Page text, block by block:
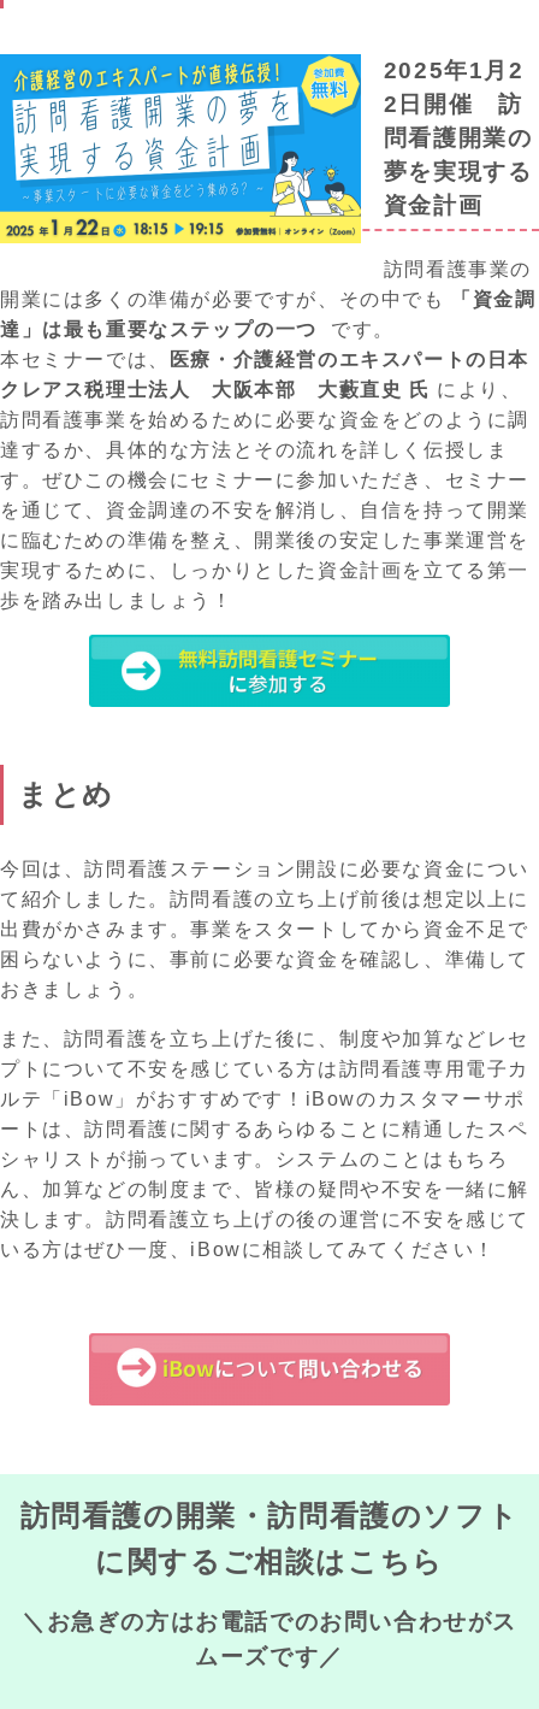
2025年1月2
2日開催 訪
問看護開業の
夢を実現する
資金計画
訪問看護事業の
開業には多くの準備が必要ですが、その中でも
「資金調
達」は最も重要なステップの一つ
です。
本セミナーでは、
医療・介護経営のエキスパートの日本
クレアス税理士法人 大阪本部 大藪直史 氏 により、
訪問看護事業を始めるために必要な資金をどのように調
達するか、具体的な方法とその流れを詳しく伝授しま
す。ぜひこの機会にセミナーに参加いただき、セミナー
を通じて、資金調達の不安を解消し、自信を持って開業
に臨むための準備を整え、開業後の安定した事業運営を
実現するために、しっかりとした資金計画を立てる第一
歩を踏み出しましょう！
まとめ
今回は、訪問看護ステーション開設に必要な資金につい
て紹介しました。訪問看護の立ち上げ前後は想定以上に
出費がかさみます。事業をスタートしてから資金不足で
困らないように、事前に必要な資金を確認し、準備して
おきましょう。
また、訪問看護を立ち上げた後に、制度や加算などレセ
プトについて不安を感じている方は訪問看護専用電子カ
ルテ「iBow」がおすすめです！iBowのカスタマーサポ
ートは、訪問看護に関するあらゆることに精通したスペ
シャリストが揃っています。システムのことはもちろ
ん、加算などの制度まで、皆様の疑問や不安を⼀緒に解
決します。訪問看護立ち上げの後の運営に不安を感じて
いる方はぜひ一度、iBowに相談してみてください！
訪問看護の開業・訪問看護のソフト
に関するご相談はこちら
＼お急ぎの方はお電話でのお問い合わせがス
ムーズです／